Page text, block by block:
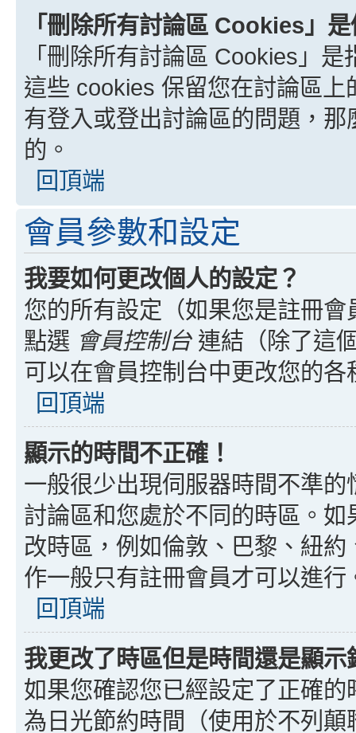
「刪除所有討論區 Cookies」
「刪除所有討論區 Cookies」
這些 cookies 保留您在討論區
有登入或登出討論區的問題，
的。
回頂端
會員參數和設定
我要如何更改個人的設定？
您的所有設定（如果您是註冊
點選 會員控制台連結（除了這
可以在會員控制台中更改您的各
回頂端
顯示的時間不正確！
一般很少出現伺服器時間不準
討論區和您處於不同的時區。
改時區，例如倫敦、巴黎、紐
作一般只有註冊會員才可以進
回頂端
我更改了時區但是時間還是顯示
如果您確認您已經設定了正確
為日光節約時間（使用於不列